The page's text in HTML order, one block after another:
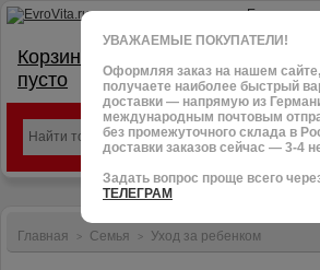
тел.:
доставим
Корзина:
пусто
УВАЖАЕМЫЕ ПОКУПАТЕЛИ!
Оформляя заказ на нашем
получаете наиболее быстрый
доставки — напрямую из
международным почтовым
без промежуточного склада в
доставки заказов сейчас — 3-4
Задать вопрос проще всего
ТЕЛЕГРАМ
Главная > Семья > Уход за ребенком